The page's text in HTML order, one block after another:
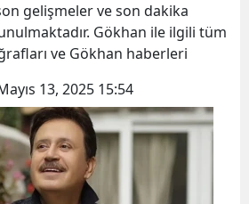
gelişmeler ve son dakika
Gökhan ile ilgili tüm
ve Gökhan haberleri
13, 2025 15:54